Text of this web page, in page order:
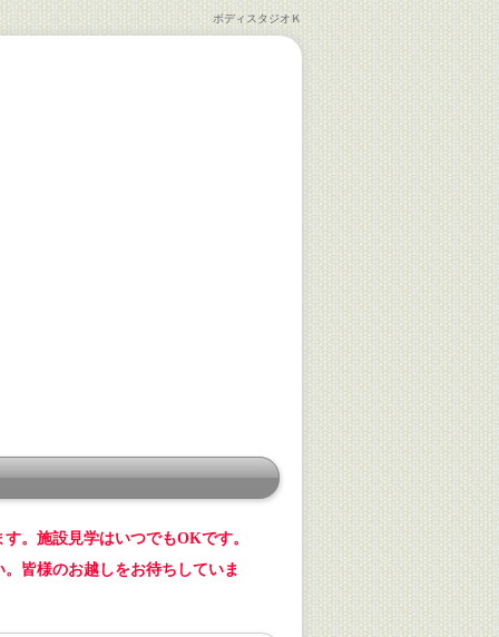
ボディスタジオＫ
。施設見学はいつでもOKです。
皆様のお越しをお待ちしていま